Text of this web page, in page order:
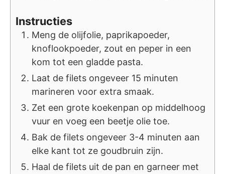
Instructies
Meng de olijfolie, paprikapoeder,
knoflookpoeder, zout en peper in een
kom tot een gladde pasta.
Laat de filets ongeveer 15 minuten
marineren voor extra smaak.
Zet een grote koekenpan op middelhoog
vuur en voeg een beetje olie toe.
Bak de filets ongeveer 3-4 minuten aan
elke kant tot ze goudbruin zijn.
Haal de filets uit de pan en garneer met